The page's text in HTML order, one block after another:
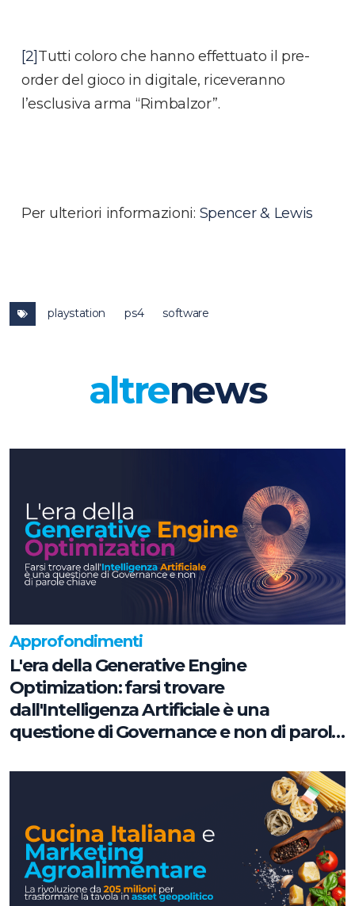
[2]Tutti coloro che hanno effettuato il pre-
order del gioco in digitale, riceveranno
l’esclusiva arma “Rimbalzor”.
Per ulteriori informazioni: Spencer & Lewis
playstation ps4 software
altrenews
Approfondimenti
L'era della Generative Engine
Optimization: farsi trovare
dall'Intelligenza Artificiale è una
questione di Governance e non di parole